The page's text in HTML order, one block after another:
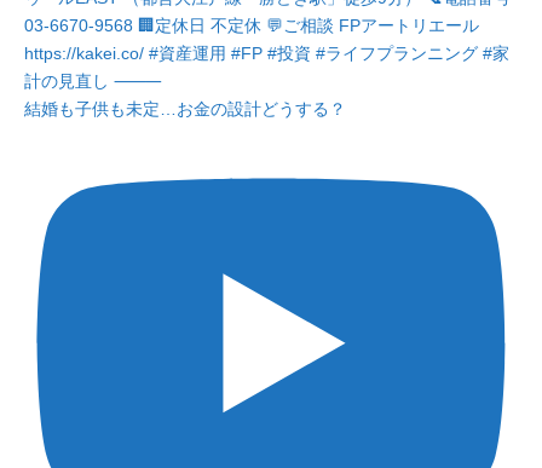
結婚も子供も未定…お金の設計どうする？